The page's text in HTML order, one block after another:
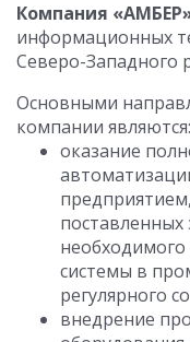
Компания
информационных
Северо-Западного
Основными
компании являются:
оказание
поставленных
системы в
регулярного
внедрение